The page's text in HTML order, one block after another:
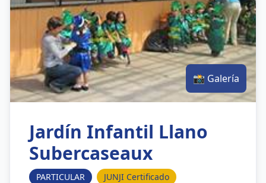
📸 Galería
Jardín Infantil Llano
Subercaseaux
PARTICULAR JUNJI Certificado